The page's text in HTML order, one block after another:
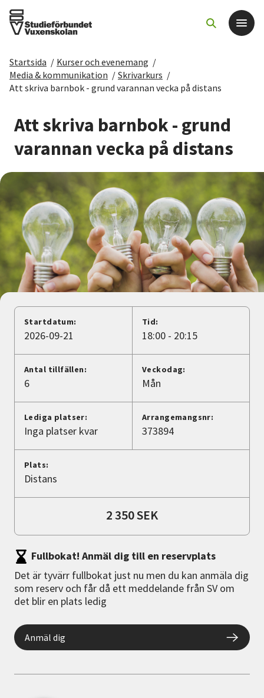
Det här gör vi
Sök kurser och evenemang
Starta studiecirkel
Cirkelledare
Nyheter
Lyssna
Startsida / Kurser och evenemang /
Media & kommunikation / Skrivarkurs /
Att skriva barnbok - grund varannan vecka på distans
Att skriva barnbok - grund
varannan vecka på distans
Startdatum:
2026-09-21
Tid:
18:00 - 20:15
Antal tillfällen:
6
Veckodag:
Mån
Lediga platser:
Inga platser kvar
Arrangemangsnr:
373894
Plats:
Distans
2 350 SEK
Fullbokat! Anmäl dig till en reservplats
Det är tyvärr fullbokat just nu men du kan anmäla dig
som reserv och får då ett meddelande från SV om
det blir en plats ledig
Anmäl dig